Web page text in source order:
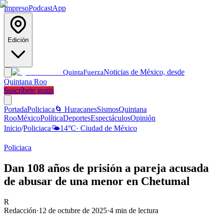
ImpresoPodcastApp
Edición
QuintaFuerzaNoticias de México, desde
Quintana Roo
Suscríbete gratis
PortadaPoliciaca 🌀 HuracanesSismosQuintana
RooMéxicoPolíticaDeportesEspectáculosOpinión
Inicio/Policiaca🌤️14°C· Ciudad de México
Policiaca
Dan 108 años de prisión a pareja acusada
de abusar de una menor en Chetumal
R
Redacción·12 de octubre de 2025·4 min de lectura